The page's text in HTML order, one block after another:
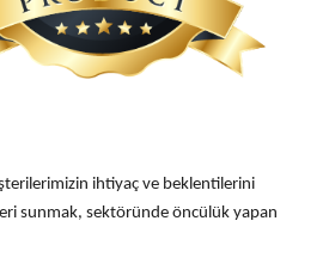
ihtiyaç ve beklentilerini
sunmak, sektöründe öncülük yapan